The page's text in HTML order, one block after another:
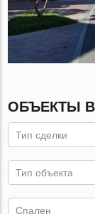
ОБЪЕКТЫ В
Тип сделки
Тип объекта
Спален